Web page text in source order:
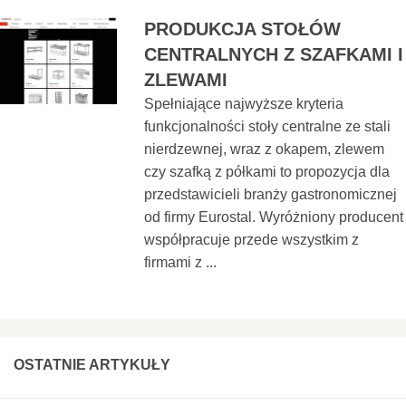
PRODUKCJA STOŁÓW
CENTRALNYCH Z SZAFKAMI I
ZLEWAMI
Spełniające najwyższe kryteria
funkcjonalności stoły centralne ze stali
nierdzewnej, wraz z okapem, zlewem
czy szafką z półkami to propozycja dla
przedstawicieli branży gastronomicznej
od firmy Eurostal. Wyróżniony producent
współpracuje przede wszystkim z
firmami z ...
OSTATNIE ARTYKUŁY